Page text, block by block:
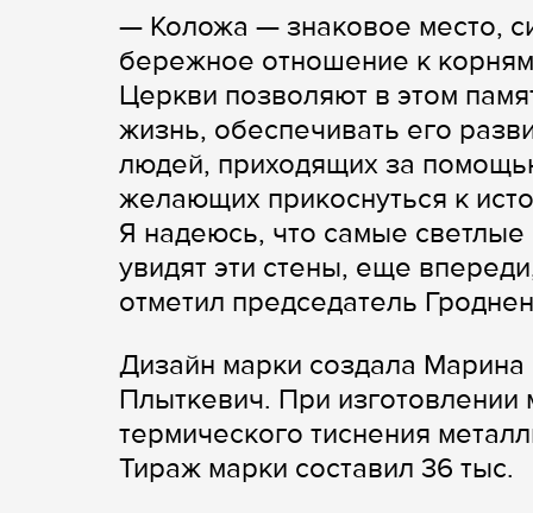
— Коложа — знаковое место,
бережное отношение к
Церкви позволяют в этом
жизнь, обеспечивать его
людей, приходящих за
желающих прикоснуться к
Я надеюсь, что самые
увидят эти стены, еще
отметил председатель
Дизайн марки создала
Плыткевич. При изготовлении
термического тиснения
Тираж марки составил 36 тыс.